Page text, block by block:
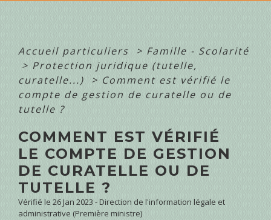
Accueil particuliers > Famille - Scolarité
> Protection juridique (tutelle,
curatelle...)
> Comment est vérifié le
compte de gestion de curatelle ou de
tutelle ?
COMMENT EST VÉRIFIÉ
LE COMPTE DE GESTION
DE CURATELLE OU DE
TUTELLE ?
Vérifié le 26 Jan 2023 - Direction de l'information légale et
administrative (Première ministre)